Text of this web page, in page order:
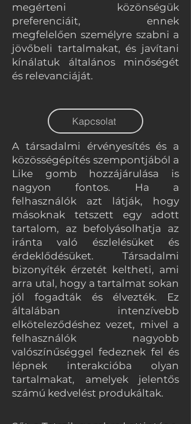
megérteni közönségük
preferenciáit, ennek
megfelelően személyre szabni a
jövőbeli tartalmakat, és javítani
kínálatuk általános minőségét
és relevanciáját.
Kapcsolat
A társadalmi érvényesítés és a
közösségépítés szempontjából a
Like gomb hozzájárulása is
nagyon fontos. Ha a
felhasználók azt látják, hogy
másoknak tetszett egy adott
tartalom, az befolyásolhatja az
iránta való észlelésüket és
érdeklődésüket. Társadalmi
bizonyíték érzetét keltheti, ami
arra utal, hogy a tartalmat sokan
jól fogadták és élvezték. Ez
általában intenzívebb
elköteleződéshez vezet, mivel a
felhasználók nagyobb
valószínűséggel fedeznek fel és
lépnek interakcióba olyan
tartalmakat, amelyek jelentős
számú kedvelést produkáltak.